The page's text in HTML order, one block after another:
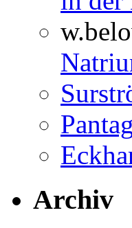
Archiv